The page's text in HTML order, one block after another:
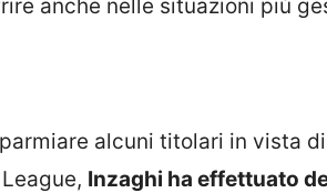
anche nelle situazioni più
alcuni titolari in vista
Inzaghi ha effettuato